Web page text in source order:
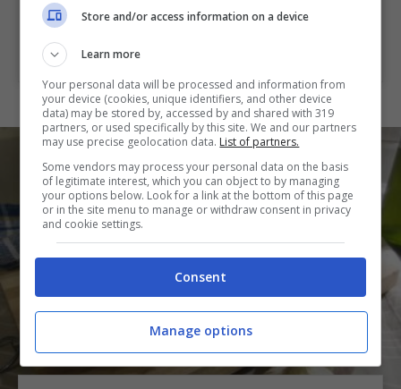
Store and/or access information on a device
Learn more
Your personal data will be processed and information from
your device (cookies, unique identifiers, and other device
data) may be stored by, accessed by and shared with 319
partners, or used specifically by this site. We and our partners
may use precise geolocation data. List of partners.
Some vendors may process your personal data on the basis
of legitimate interest, which you can object to by managing
your options below. Look for a link at the bottom of this page
or in the site menu to manage or withdraw consent in privacy
and cookie settings.
Consent
Manage options